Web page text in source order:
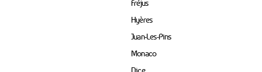
Fréjus
Hyères
Juan-Les-Pins
Monaco
Nice